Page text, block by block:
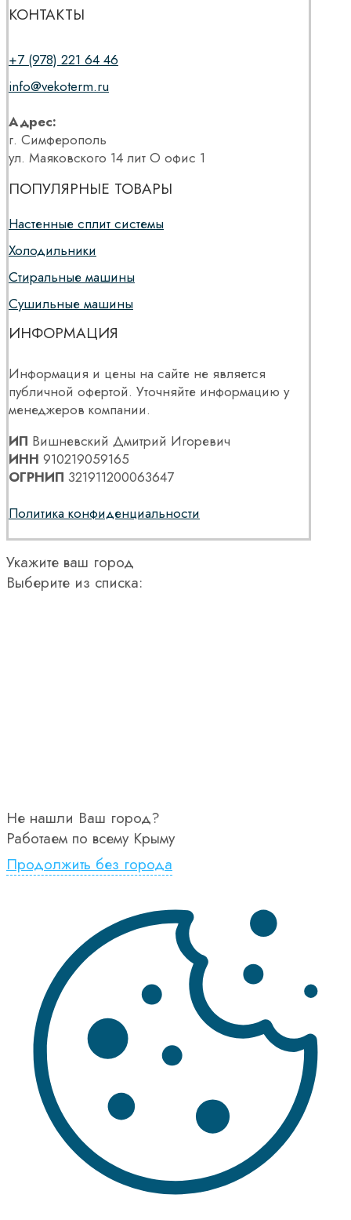
КОНТАКТЫ
+7 (978) 221 64 46
info@vekoterm.ru
Адрес:
г. Симферополь
ул. Маяковского 14 лит О офис 1
ПОПУЛЯРНЫЕ ТОВАРЫ
Настенные сплит системы
Холодильники
Стиральные машины
Сушильные машины
ИНФОРМАЦИЯ
Информация и цены на сайте не является
публичной офертой. Уточняйте информацию у
менеджеров компании.
ИП Вишневский Дмитрий Игоревич
ИНН 910219059165
ОГРНИП 321911200063647
Политика конфиденциальности
Укажите ваш город
Выберите из списка:
Не нашли Ваш город?
Работаем по всему Крыму
Продолжить без города